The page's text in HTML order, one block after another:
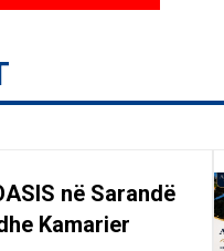
në Sarandë
Kamarier